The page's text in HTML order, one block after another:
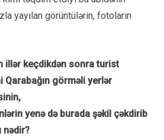
yayılan görüntülərin, fotoların
illər keçdikdən sonra turist
Qarabağın görməli yerlər
yenə də burada şəkil çəkdirib
nədir?